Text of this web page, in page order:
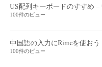
US配列キーボードのすすめ
100件のビュー
中国語の入力にRimeを使おう
100件のビュー